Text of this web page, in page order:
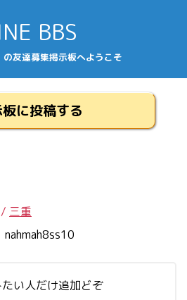
BBS
の友達募集掲示板へようこそ
に投稿する
/ 三重
nahmah8ss10
い人だけ追加どぞ